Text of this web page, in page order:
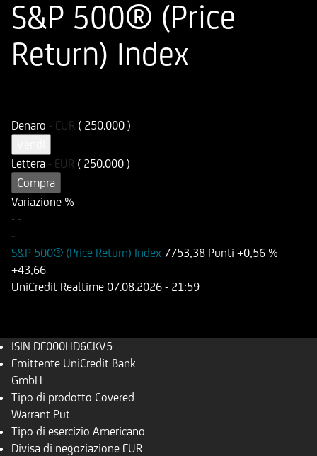
S&P 500® (Price
Return) Index
Denaro - EUR ( 250.000 )
Lettera - EUR ( 250.000 )
Compra
Variazione %
- -
-
S&P 500® (Price Return) Index 7753,38 Punti +0,56 %
+43,66
UniCredit Realtime 07.08.2026 - 21:59
ISIN DE000HD6CKV5
Emittente UniCredit Bank
GmbH
Tipo di prodotto Covered
Warrant Put
Tipo di esercizio Americano
Divisa di negoziazione EUR